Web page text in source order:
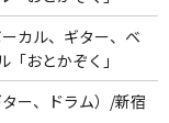
カル、ギター、ベ
おとかぞく」
ー、ドラム）/新宿